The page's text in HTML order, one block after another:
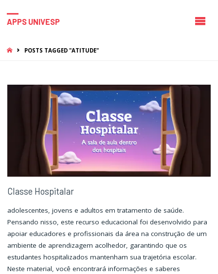
APPS UNIVESP
HOMEPOSTS TAGGED "ATITUDE"
Classe Hospitalar
adolescentes, jovens e adultos em tratamento de saúde.
Pensando nisso, este recurso educacional foi desenvolvido para
apoiar educadores e profissionais da área na construção de um
ambiente de aprendizagem acolhedor, garantindo que os
estudantes hospitalizados mantenham sua trajetória escolar.
Neste material, você encontrará informações e saberes